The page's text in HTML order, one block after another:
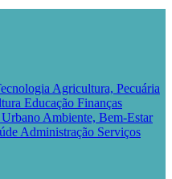
Agricultura, Pecuária
Educação Finanças
Urbano Ambiente, Bem-Estar
Administração Serviços